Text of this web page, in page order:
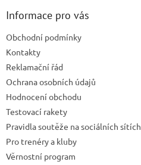
Informace pro vás
Obchodní podmínky
Kontakty
Reklamační řád
Ochrana osobních údajů
Hodnocení obchodu
Testovací rakety
Pravidla soutěže na sociálních sítích
Pro trenéry a kluby
Věrnostní program